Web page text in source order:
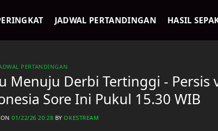
JADWAL PERTANDINGAN HASIL
PERTANDINGAN
Menuju Derbi Tertinggi - Persis
Sore Ini Pukul 15.30 WIB
ON01/22/26 20:28 BYOKESTREAM